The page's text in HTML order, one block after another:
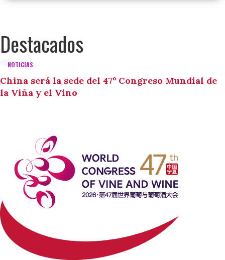
Destacados
NOTICIAS
China será la sede del 47º Congreso Mundial de
la Viña y el Vino